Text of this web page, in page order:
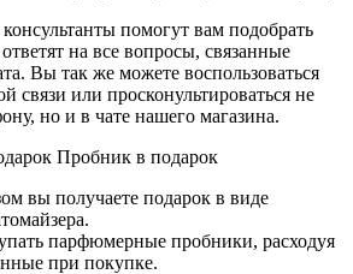
помогут вам подобрать
на все вопросы, связанные
Вы так же можете воспользоваться
связи или просконультироваться не
но и в чате нашего магазина.
Пробник в подарок
вы получаете подарок в виде
парфюмерные пробники, расходуя
при покупке.